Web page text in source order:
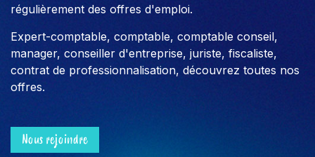
régulièrement des offres d'emploi.
Expert-comptable, comptable, comptable conseil,
manager, conseiller d'entreprise, juriste, fiscaliste,
contrat de professionnalisation, découvrez toutes nos
offres.
Nous rejoindre